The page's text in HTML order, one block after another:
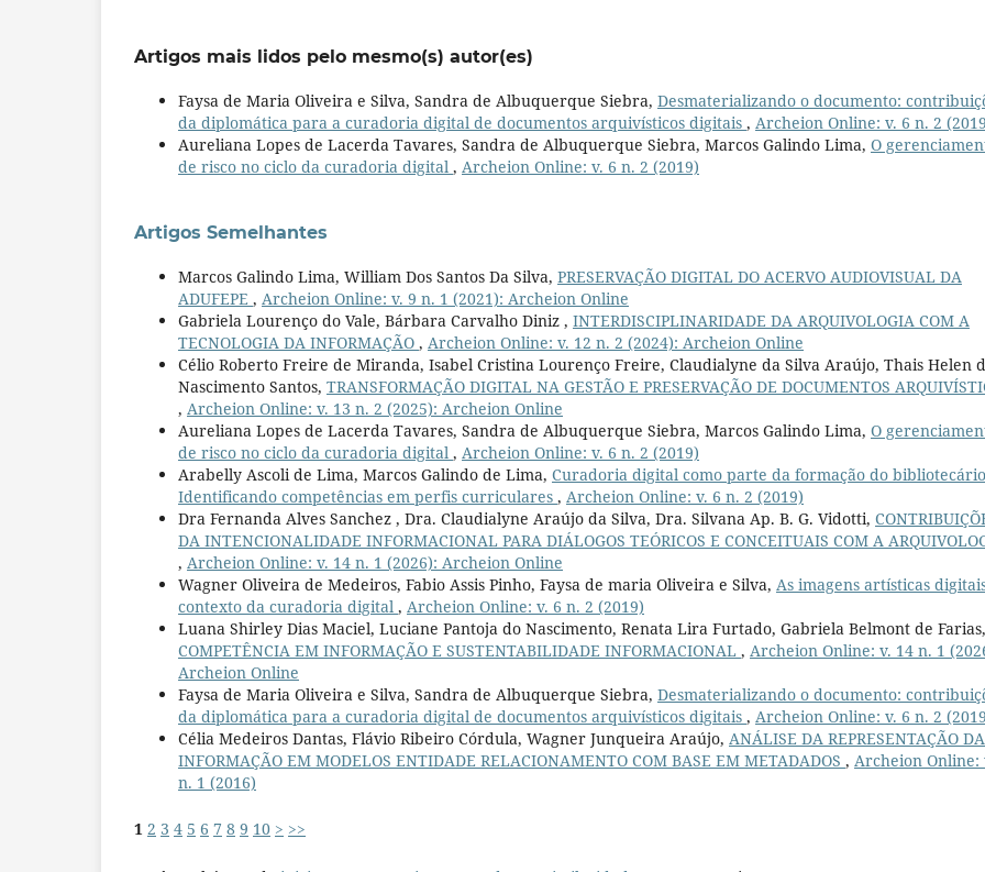
Artigos mais lidos pelo mesmo(s) autor(es)
Faysa de Maria Oliveira e Silva, Sandra de Albuquerque Siebra, Desmaterializando o documento:
da diplomática para a curadoria digital de documentos arquivísticos digitais , Archeion Online: v. 6 n. 2
Aureliana Lopes de Lacerda Tavares, Sandra de Albuquerque Siebra, Marcos Galindo Lima, O
de risco no ciclo da curadoria digital , Archeion Online: v. 6 n. 2 (2019)
Artigos Semelhantes
Marcos Galindo Lima, William Dos Santos Da Silva, PRESERVAÇÃO DIGITAL DO ACERVO AUDIOVISUAL DA
ADUFEPE , Archeion Online: v. 9 n. 1 (2021): Archeion Online
Gabriela Lourenço do Vale, Bárbara Carvalho Diniz , INTERDISCIPLINARIDADE DA ARQUIVOLOGIA COM A
TECNOLOGIA DA INFORMAÇÃO , Archeion Online: v. 12 n. 2 (2024): Archeion Online
Célio Roberto Freire de Miranda, Isabel Cristina Lourenço Freire, Claudialyne da Silva Araújo, Thais Helen
Nascimento Santos, TRANSFORMAÇÃO DIGITAL NA GESTÃO E PRESERVAÇÃO DE DOCUMENTOS
, Archeion Online: v. 13 n. 2 (2025): Archeion Online
Aureliana Lopes de Lacerda Tavares, Sandra de Albuquerque Siebra, Marcos Galindo Lima, O
de risco no ciclo da curadoria digital , Archeion Online: v. 6 n. 2 (2019)
Arabelly Ascoli de Lima, Marcos Galindo de Lima, Curadoria digital como parte da formação do
Identificando competências em perfis curriculares , Archeion Online: v. 6 n. 2 (2019)
Dra Fernanda Alves Sanchez , Dra. Claudialyne Araújo da Silva, Dra. Silvana Ap. B. G. Vidotti,
DA INTENCIONALIDADE INFORMACIONAL PARA DIÁLOGOS TEÓRICOS E CONCEITUAIS COM A
, Archeion Online: v. 14 n. 1 (2026): Archeion Online
Wagner Oliveira de Medeiros, Fabio Assis Pinho, Faysa de maria Oliveira e Silva, As imagens artísticas
contexto da curadoria digital , Archeion Online: v. 6 n. 2 (2019)
Luana Shirley Dias Maciel, Luciane Pantoja do Nascimento, Renata Lira Furtado, Gabriela Belmont de Farias,
COMPETÊNCIA EM INFORMAÇÃO E SUSTENTABILIDADE INFORMACIONAL , Archeion Online: v. 14 n. 1
Archeion Online
Faysa de Maria Oliveira e Silva, Sandra de Albuquerque Siebra, Desmaterializando o documento:
da diplomática para a curadoria digital de documentos arquivísticos digitais , Archeion Online: v. 6 n. 2
Célia Medeiros Dantas, Flávio Ribeiro Córdula, Wagner Junqueira Araújo, ANÁLISE DA REPRESENTAÇÃO DA
INFORMAÇÃO EM MODELOS ENTIDADE RELACIONAMENTO COM BASE EM METADADOS , Archeion Online:
n. 1 (2016)
1 2 3 4 5 6 7 8 9 10 > >>